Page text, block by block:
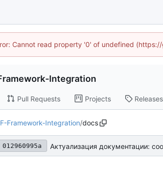
Cannot read property '0' of undefined
Integration
Pull Requests Projects Releases
Framework-Integration/docs
012960995a Актуализация документации: